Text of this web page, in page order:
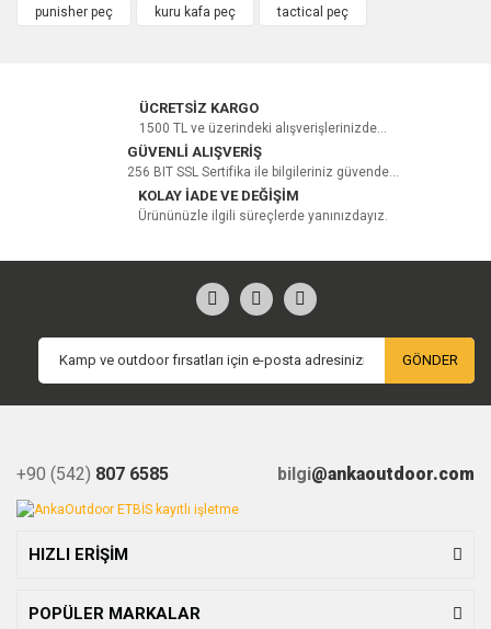
punisher peç kuru kafa peç tactical peç
ÜCRETSİZ KARGO
1500 TL ve üzerindeki alışverişlerinizde...
GÜVENLİ ALIŞVERİŞ
256 BIT SSL Sertifika ile bilgileriniz güvende...
KOLAY İADE VE DEĞİŞİM
Ürününüzle ilgili süreçlerde yanınızdayız.
GÖNDER
+90 (542) 807 6585 bilgi@ankaoutdoor.com
HIZLI ERİŞİM
POPÜLER MARKALAR